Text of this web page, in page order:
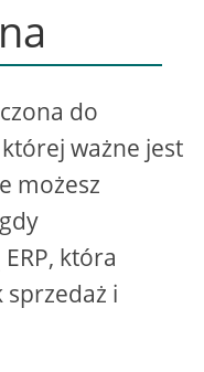
do
ważne jest
możesz
która
sprzedaż i